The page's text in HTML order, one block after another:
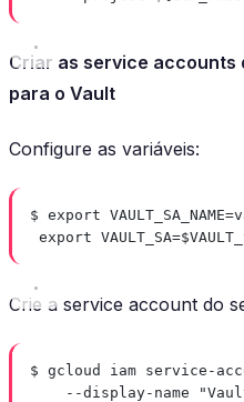
Criar as service accounts
para o Vault
Configure as variáveis:
$ export
export
Crie a service account do
$ gcloud iam service-
--display-name